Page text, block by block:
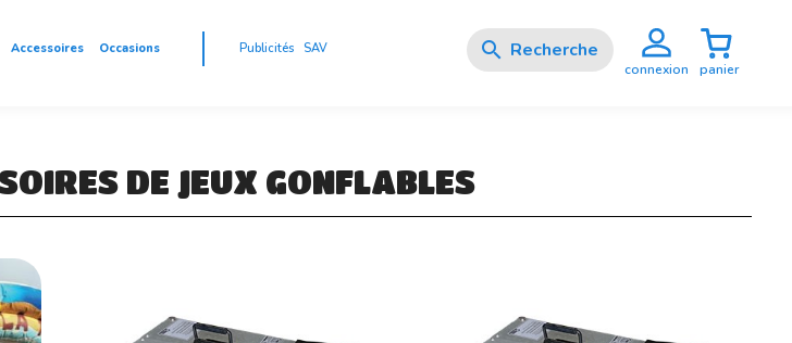
Accessoires Occasions Publicités SAV 
connexion panier
DE JEUX GONFLABLES